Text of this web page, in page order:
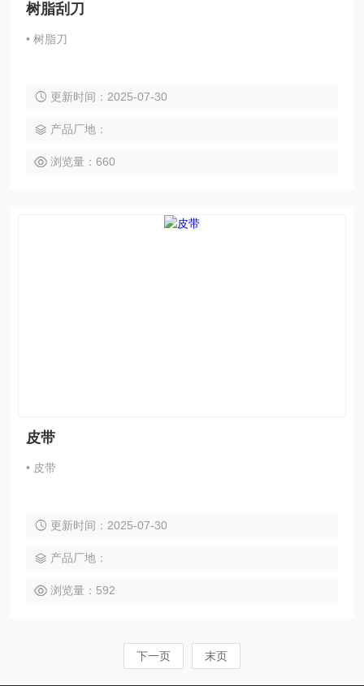
树脂刮刀
• 树脂刀
更新时间：2025-07-30
产品厂地：
浏览量：660
皮带
• 皮带
更新时间：2025-07-30
产品厂地：
浏览量：592
下一页 末页